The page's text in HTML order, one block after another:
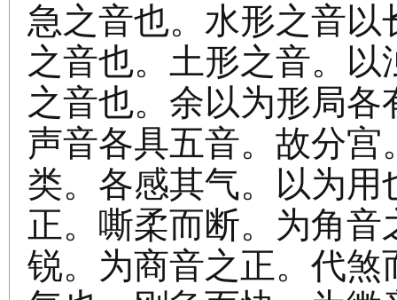
急之音也。水形之音
之音也。土形之音。
之音也。余以为形局
声音各具五音。故分
类。各感其气。以为
正。嘶柔而断。为角
锐。为商音之正。代